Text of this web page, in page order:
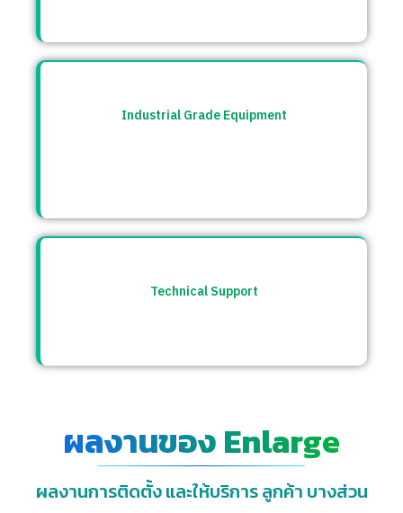
Industrial Grade Equipment
Technical Support
ผลงานของ Enlarge
ผลงานการติดตั้ง และให้บริการ ลูกค้า บางส่วน